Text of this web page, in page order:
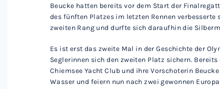
Beucke hatten bereits vor dem Start der
des fünften Platzes im letzten Rennen
zweiten Rang und durfte sich daraufhin die
Es ist erst das zweite Mal in der Geschichte der
Seglerinnen sich den zweiten Platz sichern.
Chiemsee Yacht Club und ihre Vorschoterin
Wasser und feiern nun nach zwei gewonnen